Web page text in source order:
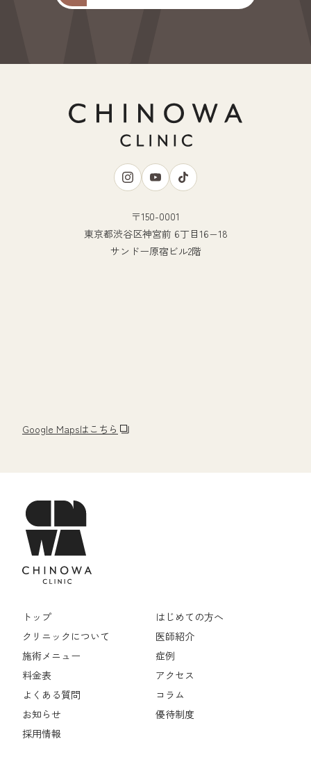
Google Mapsはこちら
〒150-0001
東京都渋谷区神宮前 6丁目16−18
サンドー原宿ビル2階
トップ
はじめての方へ
クリニックについて
医師紹介
施術メニュー
症例
料金表
アクセス
よくある質問
コラム
お知らせ
優待制度
採用情報